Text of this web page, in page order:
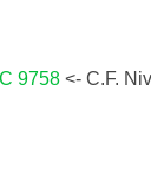
9758 <- C.F.